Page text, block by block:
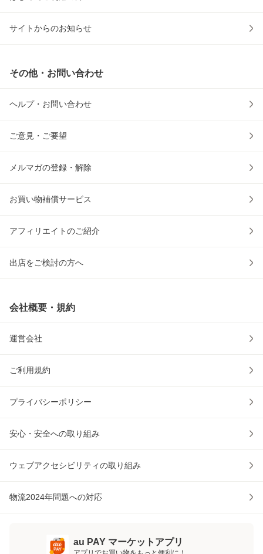
サイトからのお知らせ
その他・お問い合わせ
ヘルプ・お問い合わせ
ご意見・ご要望
メルマガの登録・解除
お買い物補償サービス
アフィリエイトのご紹介
出店をご検討の方へ
会社概要・規約
運営会社
ご利用規約
プライバシーポリシー
安心・安全への取り組み
ウェブアクセシビリティの取り組み
物流2024年問題への対応
au PAY マーケットアプリ